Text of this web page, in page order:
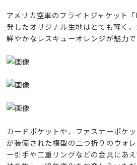
アメリカ空軍のフライトジャケット
発したオリジナル生地はとても軽く
鮮やかなレスキューオレンジが魅力で
カードポケットや、ファスナーポケ
が装備された横型の二つ折りのウォ
ー引手や二重リングなどの金具にあ